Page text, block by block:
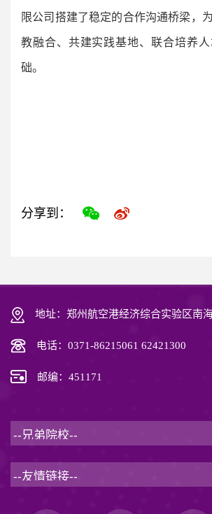
限公司搭建了稳定的合作沟通桥梁，
教融合、共建实践基地、联合培养
础。
分享到：
地址：郑州航空港经济综合实验区南
电话：0371-86215061 62421300
邮编：451171